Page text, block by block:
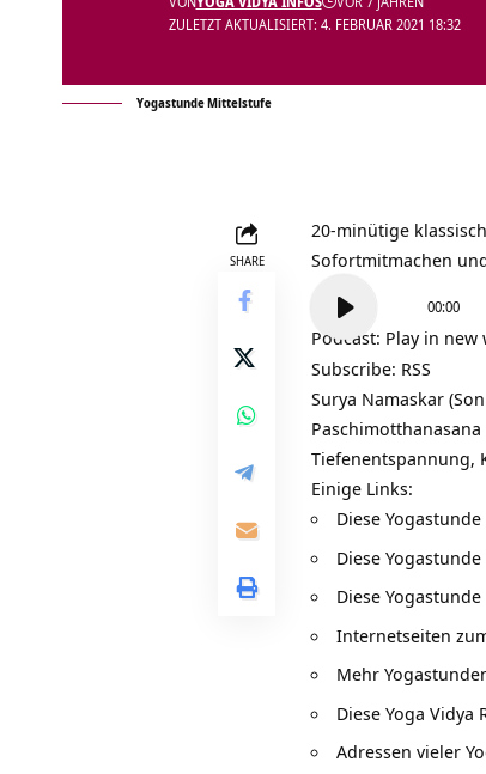
ZULETZT AKTUALISIERT: 4. FEBRUAR 2021 18:32
Yogastunde Mittelstufe
SHARE
20-minütige
Sofortmitmachen
Player
00:00
Podcast: Play in new
Subscribe: RSS
Surya Namaskar (
Tiefenentspannung,
Einige Links:
Diese
Diese
Diese
Internetseiten
Mehr
Diese Yoga Vidya
Adressen vieler